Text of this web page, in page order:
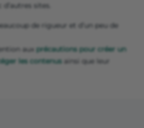
sites.
de rigueur et d’un peu de
aux précautions pour créer un
les contenus ainsi que leur